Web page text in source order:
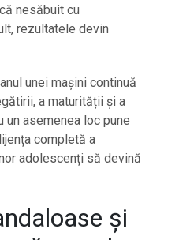
nesăbuit cu
rezultatele devin
unei mașini continuă
a maturității și a
asemenea loc pune
completă a
adolescenți să devină
și